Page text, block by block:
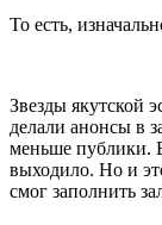
То есть,
Звезды якутской
делали анонсы в
меньше публики.
выходило. Но и
смог заполнить